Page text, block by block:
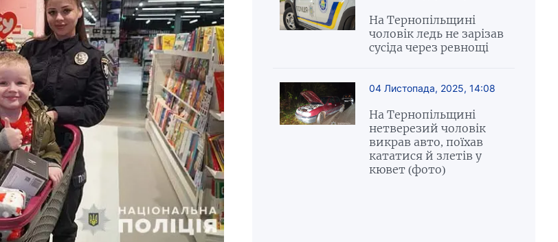
На Тернопільщині
чоловік ледь не зарізав
сусіда через ревнощі
04 Листопада, 2025, 14:08
На Тернопільщині
нетверезий чоловік
викрав авто, поїхав
кататися й злетів у
кювет (фото)